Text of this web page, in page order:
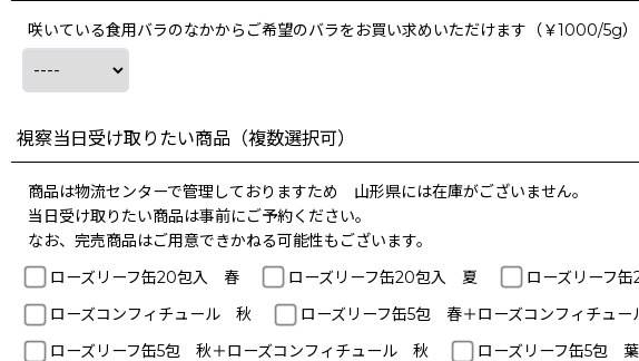
咲いている食用バラのなかからご希望のバラをお買い求めいただけます（￥1000/5g）
視察当日受け取りたい商品（複数選択可）
商品は物流センターで管理しておりますため 山形県には在庫がございません。
当日受け取りたい商品は事前にご予約ください。
なお、完売商品はご用意できかねる可能性もございます。
ローズリーフ缶20包入 春
ローズリーフ缶20包入 夏 ローズリーフ
ローズコンフィチュール 秋
ローズリーフ缶5包 春＋ローズコンフィチュ
ローズリーフ缶5包 秋＋ローズコンフィチュール 秋
ローズリーフ缶5包